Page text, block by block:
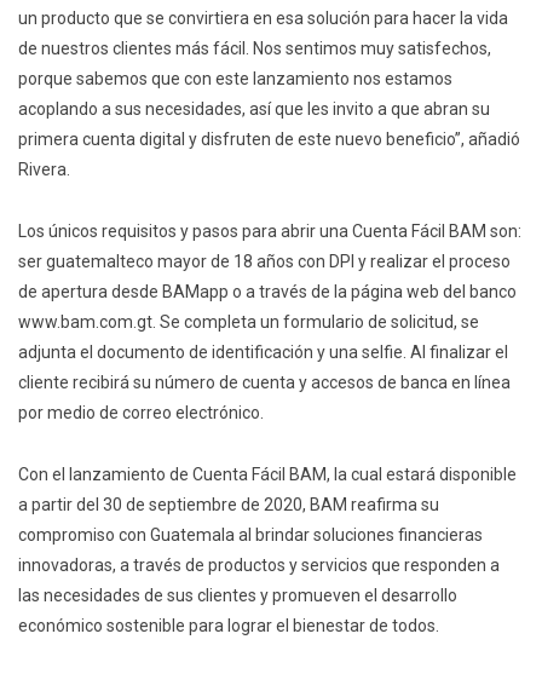
un producto que se convirtiera en esa solución para hacer la vida
de nuestros clientes más fácil. Nos sentimos muy satisfechos,
porque sabemos que con este lanzamiento nos estamos
acoplando a sus necesidades, así que les invito a que abran su
primera cuenta digital y disfruten de este nuevo beneficio”, añadió
Rivera.
Los únicos requisitos y pasos para abrir una Cuenta Fácil BAM son:
ser guatemalteco mayor de 18 años con DPI y realizar el proceso
de apertura desde BAMapp o a través de la página web del banco
www.bam.com.gt. Se completa un formulario de solicitud, se
adjunta el documento de identificación y una selfie. Al finalizar el
cliente recibirá su número de cuenta y accesos de banca en línea
por medio de correo electrónico.
Con el lanzamiento de Cuenta Fácil BAM, la cual estará disponible
a partir del 30 de septiembre de 2020, BAM reafirma su
compromiso con Guatemala al brindar soluciones financieras
innovadoras, a través de productos y servicios que responden a
las necesidades de sus clientes y promueven el desarrollo
económico sostenible para lograr el bienestar de todos.